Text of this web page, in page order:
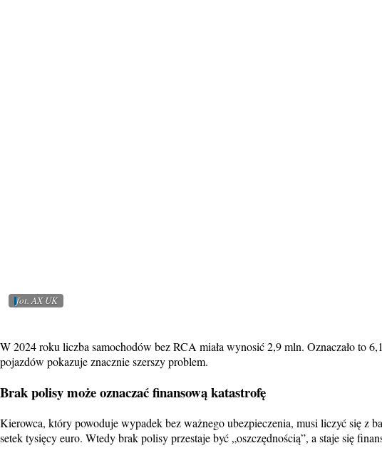
fot. AX UK
W 2024 roku liczba samochodów bez RCA miała wynosić 2,9 mln. Oznaczało to
pojazdów pokazuje znacznie szerszy problem.
Brak polisy może oznaczać finansową katastrofę
Kierowca, który powoduje wypadek bez ważnego ubezpieczenia, musi liczyć się z
setek tysięcy euro. Wtedy brak polisy przestaje być „oszczędnością”, a staje się